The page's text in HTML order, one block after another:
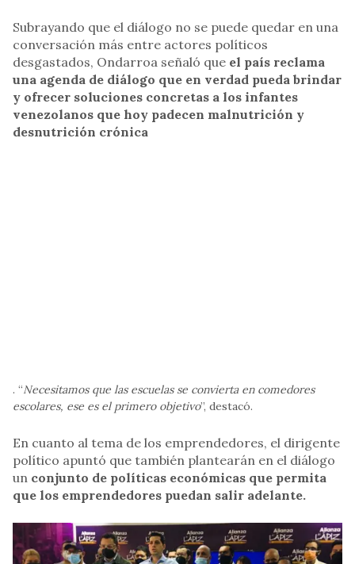
Subrayando que el diálogo no se puede quedar en una
conversación más entre actores políticos
desgastados, Ondarroa señaló que el país reclama
una agenda de diálogo que en verdad pueda brindar
y ofrecer soluciones concretas a los infantes
venezolanos que hoy padecen malnutrición y
desnutrición crónica
. “Necesitamos que las escuelas se convierta en comedores
escolares, ese es el primero objetivo”, destacó.
En cuanto al tema de los emprendedores, el dirigente
político apuntó que también plantearán en el diálogo
un conjunto de políticas económicas que permita
que los emprendedores puedan salir adelante.